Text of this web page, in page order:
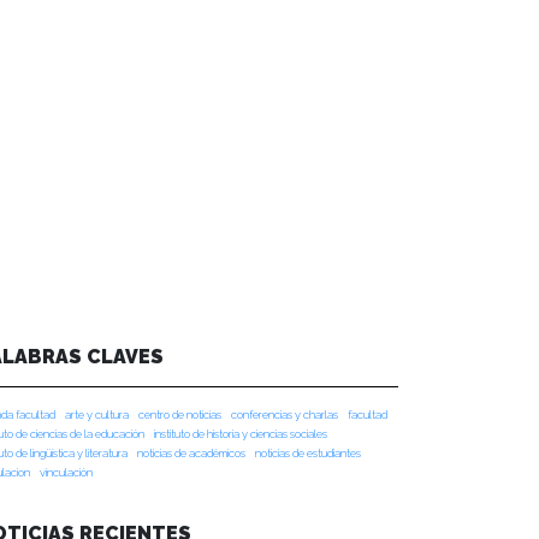
CLAVES
facultad arte y cultura centro de noticias conferencias y charlas
facultad
de ciencias de la educación
instituto de historia y ciencias sociales
de lingüística y literatura
noticias de académicos
noticias de estudiantes
vinculación
RECIENTES